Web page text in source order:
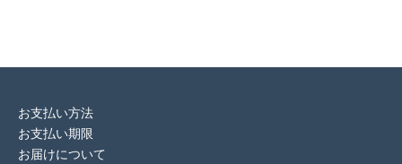
お支払い方法
お支払い期限
お届けについて